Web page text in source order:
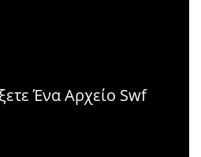
Ένα Αρχείο Swf